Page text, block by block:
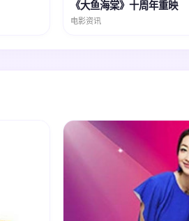
《大鱼海棠》十周年重映
电影资讯